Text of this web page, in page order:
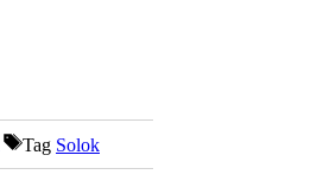
Tag Solok